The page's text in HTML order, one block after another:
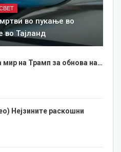
во пукање во
во Тајланд
мир на Трамп за обнова на…
Нејзините раскошни